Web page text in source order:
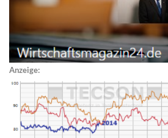
Anzeige: